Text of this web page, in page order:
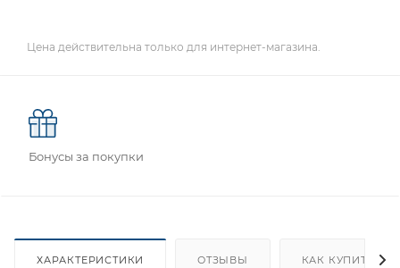
Цена действительна только для интернет-магазина.
Бонусы за покупки
ХАРАКТЕРИСТИКИ ОТЗЫВЫ КАК КУПИТЬ